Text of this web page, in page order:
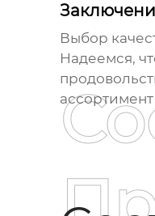
Выбор
Надеемся,